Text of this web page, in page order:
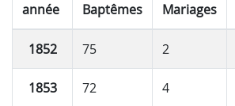
année Baptêmes Mariages
1852 75 2
1853 72 4